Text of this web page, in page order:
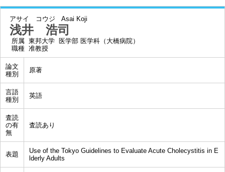
アサイ コウジ Asai Koji
浅井 浩司
所属 東邦大学 医学部 医学科（大橋病院）
職種 准教授
論文
種別
原著
言語
種別
英語
査読
の有
無
査読あり
表題
Use of the Tokyo Guidelines to Evaluate Acute Cholecystitis in E
lderly Adults